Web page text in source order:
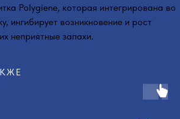
Polygiene, которая интегрирована во
ингибирует возникновение и рост
неприятные запахи.